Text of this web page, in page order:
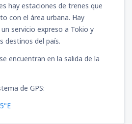
hay estaciones de trenes que
con el área urbana. Hay
servicio expreso a Tokio y
destinos del país.
encuentran en la salida de la
de GPS: